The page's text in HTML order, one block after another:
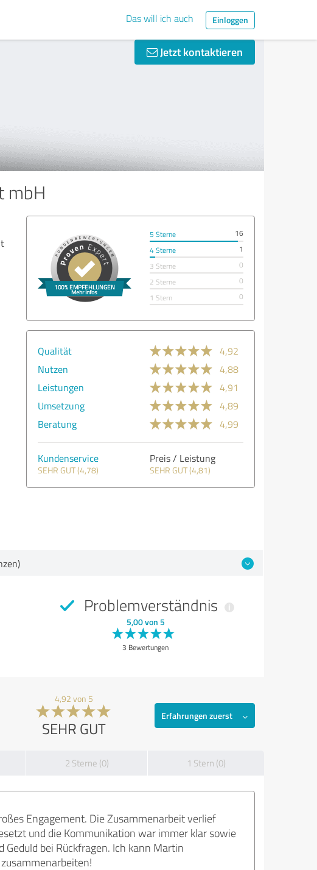
Das will ich auch Einloggen
Jetzt kontaktieren
mbH
5 Sterne
16
4 Sterne
1
3 Sterne
0
2 Sterne
0
1 Stern
0
Qualität
4,92
Nutzen
4,88
Leistungen
4,91
Umsetzung
4,89
Beratung
4,99
Kundenservice
SEHR GUT (4,78)
Preis / Leistung
SEHR GUT (4,81)
Problemverständnis
5,00 von 5
3 Bewertungen
4,92 von 5
SEHR GUT
Erfahrungen zuerst
2 Sterne (0) 1 Stern (0)
Engagement. Die Zusammenarbeit verlief
und die Kommunikation war immer klar sowie
bei Rückfragen. Ich kann Martin